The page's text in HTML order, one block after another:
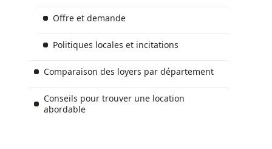
Offre et demande
Politiques locales et incitations
Comparaison des loyers par département
Conseils pour trouver une location
abordable